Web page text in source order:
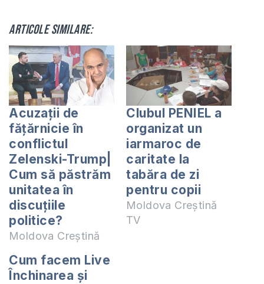
Articole similare:
Acuzații de
fățărnicie în
conflictul
Zelenski-Trump|
Cum să păstrăm
unitatea în
discuțiile
politice?
Moldova Creștină
Clubul PENIEL a
organizat un
iarmaroc de
caritate la
tabăra de zi
pentru copii
Moldova Creștină
TV
Cum facem Live
Închinarea și